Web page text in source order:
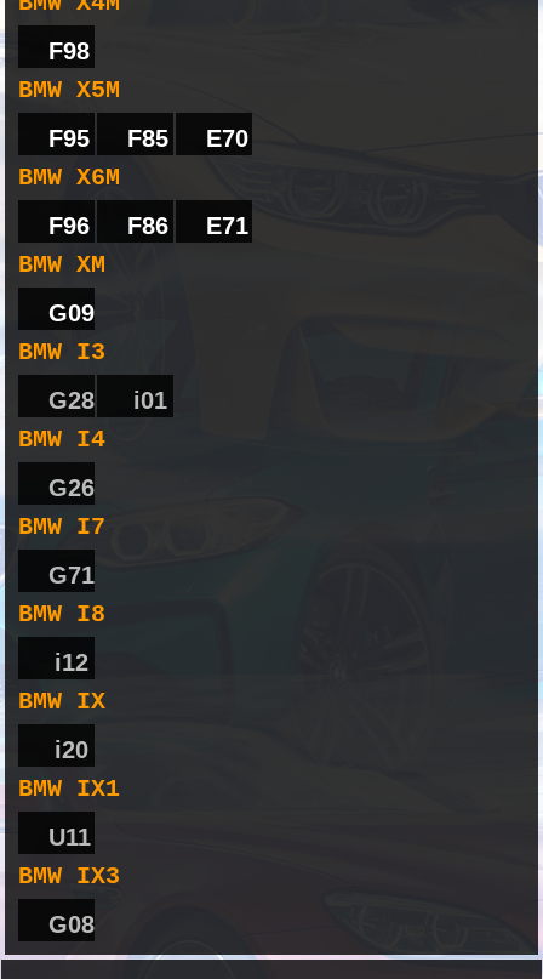
F98
BMW X5M
F95 F85 E70
BMW X6M
F96 F86 E71
BMW XM
G09
BMW I3
G28 i01
BMW I4
G26
BMW I7
G71
BMW I8
i12
BMW IX
i20
BMW IX1
U11
BMW IX3
G08